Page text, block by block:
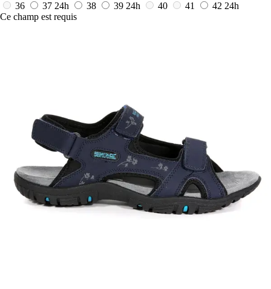
36 37 24h 38 39 24h 40 41 42 24h
Ce champ est requis